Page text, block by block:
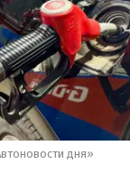
дня»